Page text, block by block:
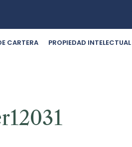
CARTERA PROPIEDAD INTELECTUAL